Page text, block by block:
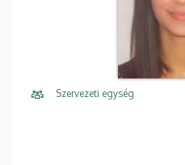
Szervezeti egység